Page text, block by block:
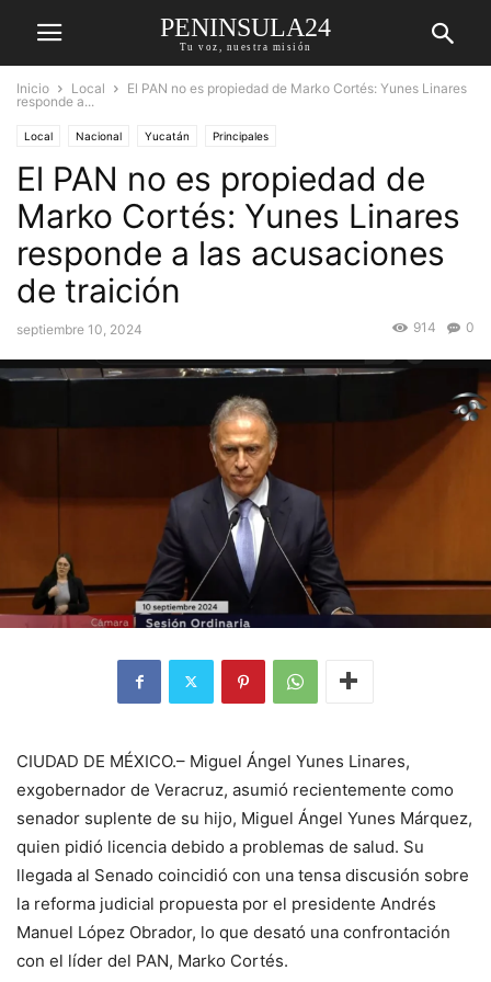
PENINSULA24
Tu voz, nuestra misión
Inicio Local
El PAN no es propiedad de Marko Cortés: Yunes Linares
responde a...
Local Nacional Yucatán Principales
El PAN no es propiedad de
Marko Cortés: Yunes Linares
responde a las acusaciones
de traición
septiembre 10, 2024 0
914
CIUDAD DE MÉXICO.– Miguel Ángel Yunes Linares,
exgobernador de Veracruz, asumió recientemente como
senador suplente de su hijo, Miguel Ángel Yunes Márquez,
quien pidió licencia debido a problemas de salud. Su
llegada al Senado coincidió con una tensa discusión sobre
la reforma judicial propuesta por el presidente Andrés
Manuel López Obrador, lo que desató una confrontación
con el líder del PAN, Marko Cortés.